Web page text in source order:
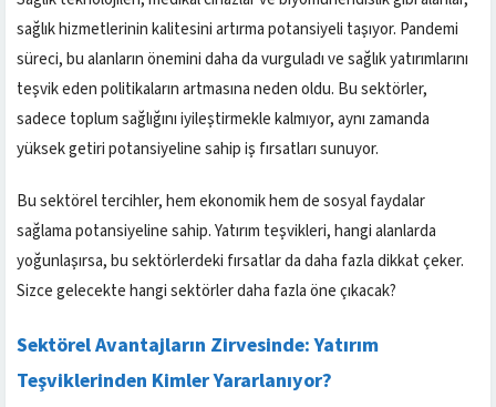
sağlık hizmetlerinin kalitesini artırma potansiyeli taşıyor. Pandemi
süreci, bu alanların önemini daha da vurguladı ve sağlık yatırımlarını
teşvik eden politikaların artmasına neden oldu. Bu sektörler,
sadece toplum sağlığını iyileştirmekle kalmıyor, aynı zamanda
yüksek getiri potansiyeline sahip iş fırsatları sunuyor.
Bu sektörel tercihler, hem ekonomik hem de sosyal faydalar
sağlama potansiyeline sahip. Yatırım teşvikleri, hangi alanlarda
yoğunlaşırsa, bu sektörlerdeki fırsatlar da daha fazla dikkat çeker.
Sizce gelecekte hangi sektörler daha fazla öne çıkacak?
Sektörel Avantajların Zirvesinde: Yatırım
Teşviklerinden Kimler Yararlanıyor?